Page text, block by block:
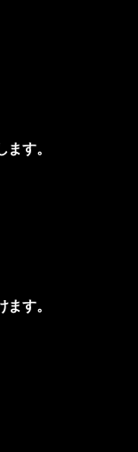
す。
す。